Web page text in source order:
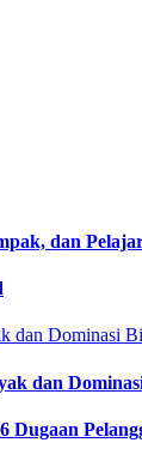
dan
dan
Dugaan